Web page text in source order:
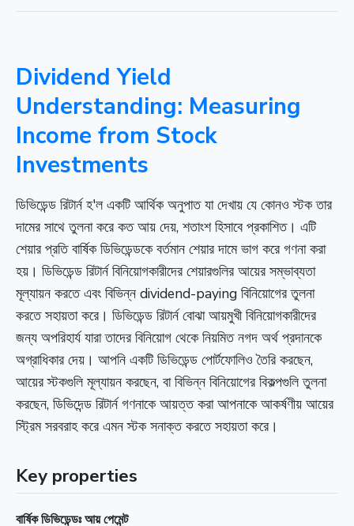
Dividend Yield
Understanding: Measuring
Income from Stock
Investments
ডিভিডেন্ড রিটার্ন হ'ল একটি আর্থিক অনুপাত যা দেখায় যে কোনও স্টক তার
দামের সাথে তুলনা করে কত আয় দেয়, শতাংশ হিসাবে প্রকাশিত। এটি
শেয়ার প্রতি বার্ষিক ডিভিডেন্ডকে বর্তমান শেয়ার দামে ভাগ করে গণনা করা
হয়। ডিভিডেন্ড রিটার্ন বিনিয়োগকারীদের শেয়ারগুলির আয়ের সম্ভাব্যতা
মূল্যায়ন করতে এবং বিভিন্ন dividend-paying বিনিয়োগের তুলনা
করতে সহায়তা করে। ডিভিডেন্ড রিটার্ন বোঝা আয়মুখী বিনিয়োগকারীদের
জন্য অপরিহার্য যারা তাদের বিনিয়োগ থেকে নিয়মিত নগদ অর্থ প্রদানকে
অগ্রাধিকার দেয়। আপনি একটি ডিভিডেন্ড পোর্টফোলিও তৈরি করছেন,
আয়ের স্টকগুলি মূল্যায়ন করছেন, বা বিভিন্ন বিনিয়োগের বিকল্পগুলি তুলনা
করছেন, ডিভিদেন্ড রিটার্ন গণনাকে আয়ত্ত করা আপনাকে আকর্ষণীয় আয়ের
স্ট্রিম সরবরাহ করে এমন স্টক সনাক্ত করতে সহায়তা করে।
Key properties
বার্ষিক ডিভিডেন্ডঃ আয় পেমেন্ট